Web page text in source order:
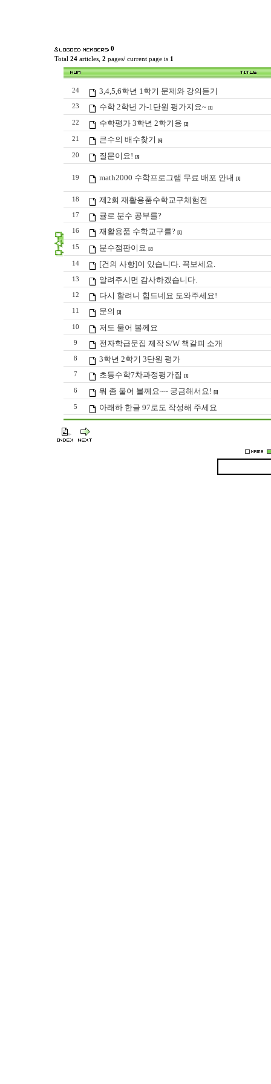
0
Total 24 articles, 2 pages/ current page is 1
24 3,4,5,6학년 1학기 문제와 강의듣기
23 수학 2학년 가-1단원 평가지요~ [1]
22 수학평가 3학년 2학기용 [2]
21 큰수의 배수찾기 [6]
20 질문이요! [3]
19 math2000 수학프로그램 무료 배포 안내 [1]
18 제2회 재활용품수학교구체험전
17 귤로 분수 공부를?
16 재활용품 수학교구를? [1]
15 분수점판이요 [2]
14 [건의 사항]이 있습니다. 꼭보세요.
13 알려주시면 감사하겠습니다.
12 다시 할려니 힘드네요 도와주세요!
11 문의 [2]
10 저도 물어 볼께요
9 전자학급문집 제작 S/W 책갈피 소개
8 3학년 2학기 3단원 평가
7 초등수학7차과정평가집 [1]
6 뭐 좀 물어 볼께요~~ 궁금해서요! [1]
5 아래하 한글 97로도 작성해 주세요